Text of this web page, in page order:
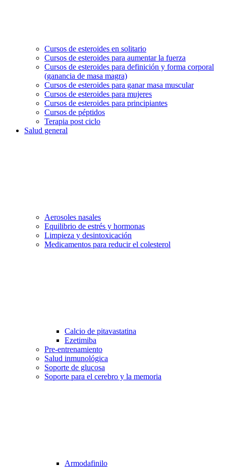
Cursos de esteroides en solitario
Cursos de esteroides para aumentar la fuerza
Cursos de esteroides para definición y forma corporal
(ganancia de masa magra)
Cursos de esteroides para ganar masa muscular
Cursos de esteroides para mujeres
Cursos de esteroides para principiantes
Cursos de péptidos
Terapia post ciclo
Salud general
Aerosoles nasales
Equilibrio de estrés y hormonas
Limpieza y desintoxicación
Medicamentos para reducir el colesterol
Calcio de pitavastatina
Ezetimiba
Pre-entrenamiento
Salud inmunológica
Soporte de glucosa
Soporte para el cerebro y la memoria
Armodafinilo